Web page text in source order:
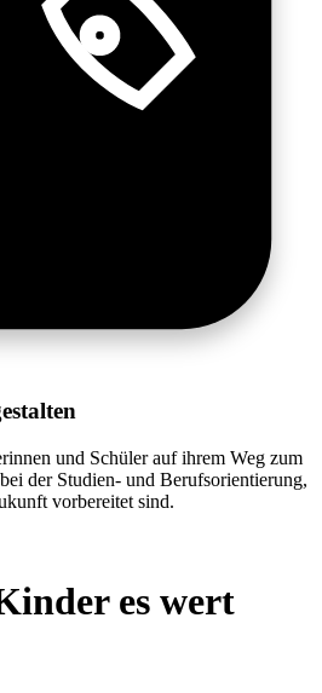
und Schüler auf ihrem Weg zum
der Studien- und Berufsorientierung,
vorbereitet sind.
es wert